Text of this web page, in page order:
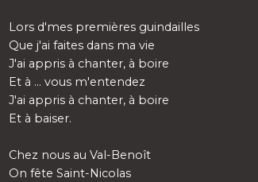
Lors d'mes premières guindailles
Que j'ai faites dans ma vie
J'ai appris à chanter, à boire
Et à ... vous m'entendez
J'ai appris à chanter, à boire
Et à baiser.
Chez nous au Val-Benoît
On fête Saint-Nicolas